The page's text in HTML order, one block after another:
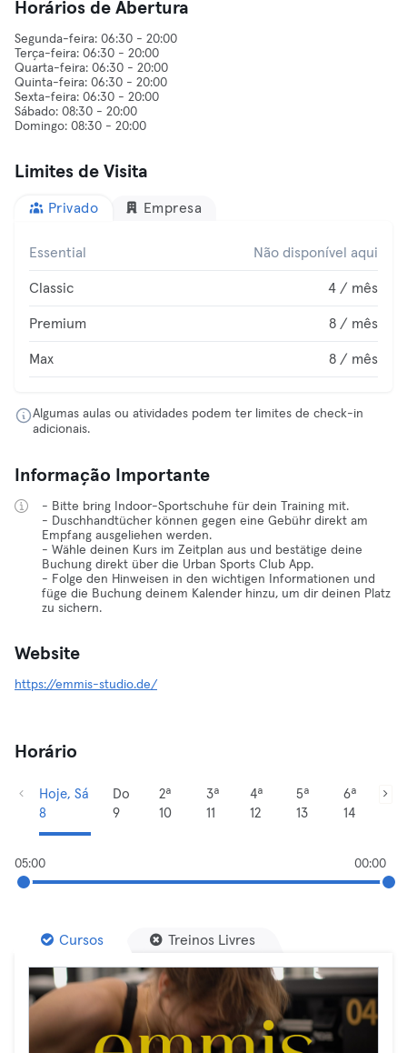
Horários de Abertura
Segunda-feira: 06:30 - 20:00
Terça-feira: 06:30 - 20:00
Quarta-feira: 06:30 - 20:00
Quinta-feira: 06:30 - 20:00
Sexta-feira: 06:30 - 20:00
Sábado: 08:30 - 20:00
Limites de Visita
Privado Empresa
Essential Não disponível aqui
Classic 4 / mês
Premium 8 / mês
Max 8 / mês
Algumas aulas ou atividades podem ter limites de check-in
adicionais.
Informação Importante
- Bitte bring Indoor-Sportschuhe für dein Training mit.
- Duschhandtücher können gegen eine Gebühr direkt am
Empfang ausgeliehen werden.
- Wähle deinen Kurs im Zeitplan aus und bestätige deine
Buchung direkt über die Urban Sports Club App.
- Folge den Hinweisen in den wichtigen Informationen und
füge die Buchung deinem Kalender hinzu, um dir deinen Platz
zu sichern.
Website
https://emmis-studio.de/
Horário
Hoje, Sá
8
Do
9
2ª
10
3ª
11
4ª
12
5ª
13
6ª
14
05:00 00:00
Cursos Treinos Livres